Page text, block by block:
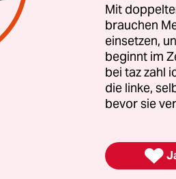
Filmverleih hat mit
Kurzfilmprogramm
sollte. Da ärgern sich
Tiger bei einem
„Donner“
Seemann durch ein
wird, an Zuhause erinnert.
Mit
brauchen
einsetzen,
beginnt im
bei taz zahl
die linke,
bevor sie
